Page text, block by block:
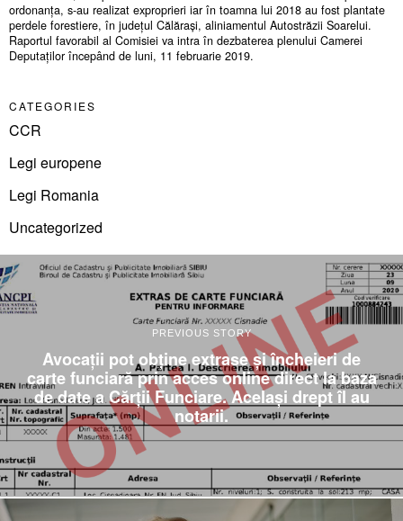
ordonanța, s-au realizat exproprieri iar în toamna lui 2018 au fost plantate
perdele forestiere, în județul Călărași, aliniamentul Autostrăzii Soarelui.
Raportul favorabil al Comisiei va intra în dezbaterea plenului Camerei
Deputaților începând de luni, 11 februarie 2019.
CATEGORIES
CCR
Legi europene
Legi Romania
Uncategorized
PREVIOUS STORY
Avocații pot obține extrase și încheieri de
carte funciară prin acces online direct la baza
de date a Cărții Funciare. Același drept îl au
notarii.